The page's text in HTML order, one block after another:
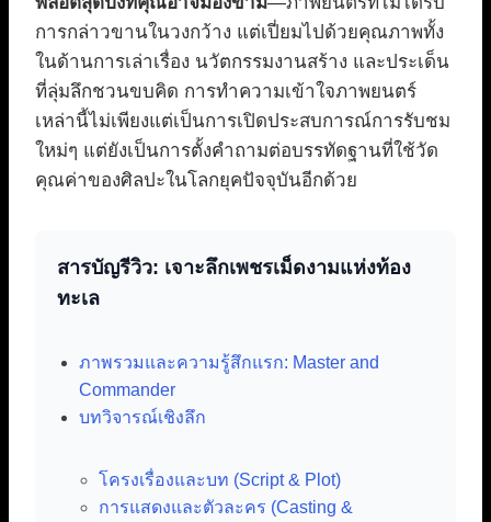
การกล่าวขานในวงกว้าง แต่เปี่ยมไปด้วยคุณภาพทั้ง
ในด้านการเล่าเรื่อง นวัตกรรมงานสร้าง และประเด็น
ที่ลุ่มลึกชวนขบคิด การทำความเข้าใจภาพยนตร์
เหล่านี้ไม่เพียงแต่เป็นการเปิดประสบการณ์การรับชม
ใหม่ๆ แต่ยังเป็นการตั้งคำถามต่อบรรทัดฐานที่ใช้วัด
คุณค่าของศิลปะในโลกยุคปัจจุบันอีกด้วย
สารบัญรีวิว: เจาะลึกเพชรเม็ดงามแห่งท้อง
ทะเล
ภาพรวมและความรู้สึกแรก: Master and
Commander
บทวิจารณ์เชิงลึก
โครงเรื่องและบท (Script & Plot)
การแสดงและตัวละคร (Casting &